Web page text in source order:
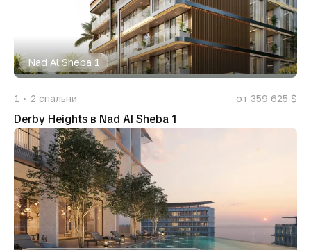
Nad Al Sheba 1
1 2 спальни от 359 625 $
Derby Heights в Nad Al Sheba 1